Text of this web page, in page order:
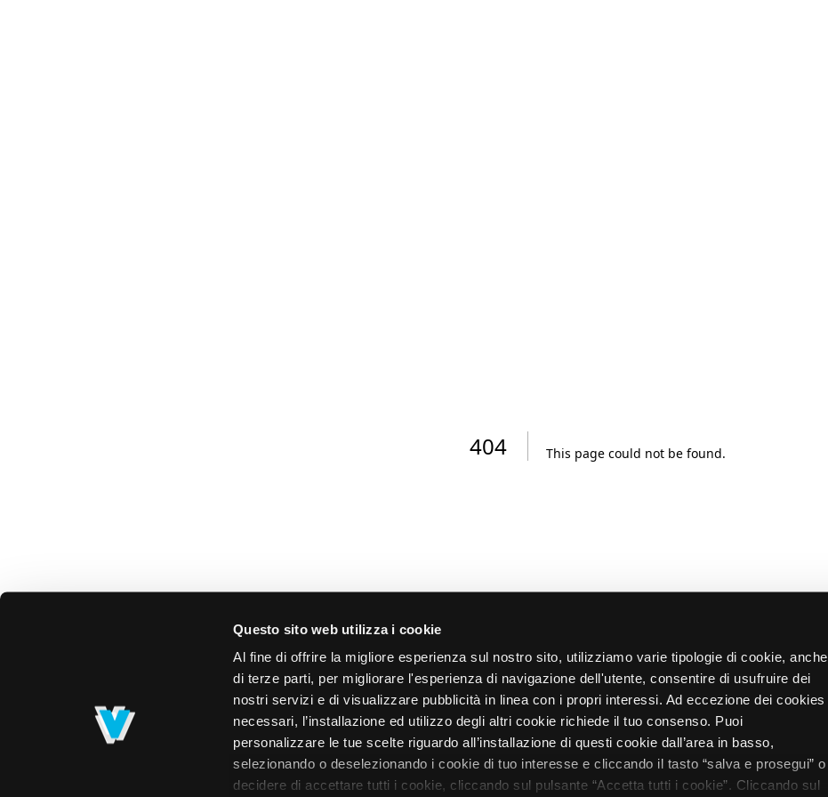
Questo sito web utilizza i cookie
Al fine di offrire la migliore esperienza sul nostro sito, utilizziamo varie tipologie di cookie, anche
di terze parti, per migliorare l'esperienza di navigazione dell'utente, consentire di usufruire dei
nostri servizi e di visualizzare pubblicità in linea con i propri interessi. Ad eccezione dei cookies
necessari, l’installazione ed utilizzo degli altri cookie richiede il tuo consenso. Puoi
personalizzare le tue scelte riguardo all’installazione di questi cookie dall’area in basso,
selezionando o deselezionando i cookie di tuo interesse e cliccando il tasto “salva e prosegui” o
decidere di accettare tutti i cookie, cliccando sul pulsante “Accetta tutti i cookie”. Cliccando sul
404 This page could not be found.